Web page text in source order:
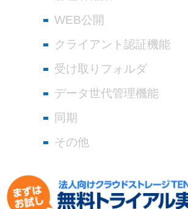
WEB公開
クライアント認証機能
受け取りフォルダ
データ世代管理機能
同期
その他